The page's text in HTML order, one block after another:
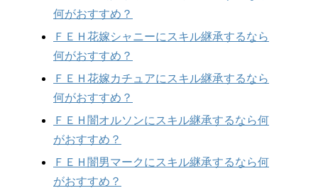
何がおすすめ？
ＦＥＨ花嫁シャニーにスキル継承するなら
何がおすすめ？
ＦＥＨ花嫁カチュアにスキル継承するなら
何がおすすめ？
ＦＥＨ闇オルソンにスキル継承するなら何
がおすすめ？
ＦＥＨ闇男マークにスキル継承するなら何
がおすすめ？